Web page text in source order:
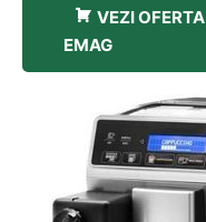
VEZI OFERTA
EMAG